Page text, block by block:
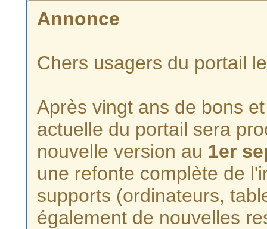
Annonce
Chers usagers du portail
Après vingt ans de bons
actuelle du portail sera
nouvelle version au 1er
une refonte complète de
supports (ordinateurs,
également de nouvelles